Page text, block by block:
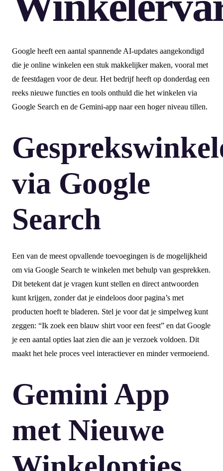
Google heeft een aantal spannende AI-updates aangekondigd
die je online winkelen een stuk makkelijker maken, vooral met
de feestdagen voor de deur. Het bedrijf heeft op donderdag een
reeks nieuwe functies en tools onthuld die het winkelen via
Google Search en de Gemini-app naar een hoger niveau tillen.
via Google
Search
Een van de meest opvallende toevoegingen is de mogelijkheid
om via Google Search te winkelen met behulp van gesprekken.
Dit betekent dat je vragen kunt stellen en direct antwoorden
kunt krijgen, zonder dat je eindeloos door pagina’s met
producten hoeft te bladeren. Stel je voor dat je simpelweg kunt
zeggen: “Ik zoek een blauw shirt voor een feest” en dat Google
je een aantal opties laat zien die aan je verzoek voldoen. Dit
maakt het hele proces veel interactiever en minder vermoeiend.
Gemini App
met Nieuwe